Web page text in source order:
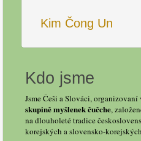
Kim Čong Un
Kdo jsme
Jsme Češi a Slováci, organizovaní
skupině myšlenek čučche,
na dlouholeté tradice
korejských a slovensko-